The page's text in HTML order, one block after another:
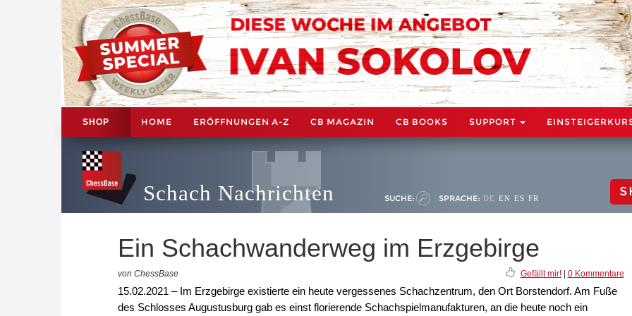
SHOP HOME ERÖFFNUNGEN A-Z CB MAGAZIN CB BOOKS SUPPORT
Schach Nachrichten SUCHE: SPRACHE: DE EN ES FR
Ein Schachwanderweg im Erzgebirge
von ChessBase Gefällt mir!| 0 Kommentare
15.02.2021 – Im Erzgebirge existierte ein heute vergessenes Schachzentrum, den Ort Borstendorf. Am Fuße
des Schlosses Augustusburg gab es einst florierende Schachspielmanufakturen, an die heute noch ein